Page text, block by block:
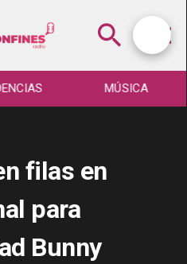
MÚSICA
filas en
para
Bunny